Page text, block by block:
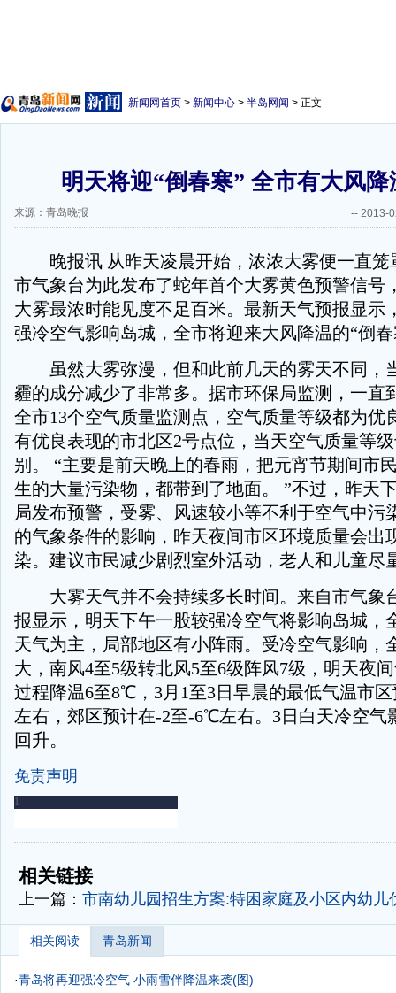
新闻网首页 > 新闻中心 > 半岛网闻 > 正文
明天将迎“倒春寒” 全市有大风
来源：青岛晚报 -- 2013-
晚报讯 从昨天凌晨开始，浓浓大雾便一直笼
市气象台为此发布了蛇年首个大雾黄色预警信号
大雾最浓时能见度不足百米。最新天气预报显示
强冷空气影响岛城，全市将迎来大风降温的“倒
虽然大雾弥漫，但和此前几天的雾天不同，
霾的成分减少了非常多。据市环保局监测，一直
全市13个空气质量监测点，空气质量等级都为优
有优良表现的市北区2号点位，当天空气质量等
别。 “主要是前天晚上的春雨，把元宵节期间市
生的大量污染物，都带到了地面。 ”不过，昨天
局发布预警，受雾、风速较小等不利于空气中污
的气象条件的影响，昨天夜间市区环境质量会出
染。建议市民减少剧烈室外活动，老人和儿童尽
大雾天气并不会持续多长时间。来自市气象
报显示，明天下午一股较强冷空气将影响岛城，
天气为主，局部地区有小阵雨。受冷空气影响，
大，南风4至5级转北风5至6级阵风7级，明天夜
过程降温6至8℃，3月1至3日早晨的最低气温市
左右，郊区预计在-2至-6℃左右。3日白天冷空气
回升。
免责声明
-
相关链接
上一篇： 市南幼儿园招生方案:特困家庭及小区内幼儿
相关阅读 青岛新闻
·青岛将再迎强冷空气 小雨雪伴降温来袭(图)